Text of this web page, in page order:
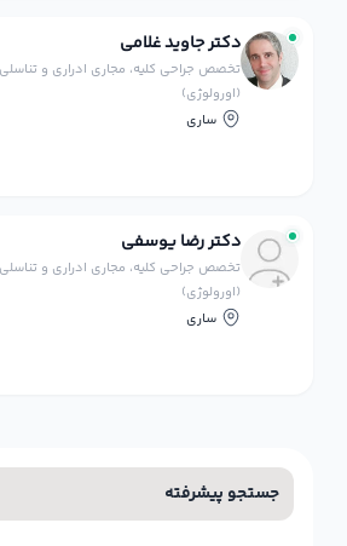
دکتر جاوید غلامی
تخصص جراحی کلیه، مجاری ادراری و تناسلی
(اورولوژی)
ساری
دکتر رضا یوسفی
تخصص جراحی کلیه، مجاری ادراری و تناسلی
(اورولوژی)
ساری
جستجو پیشرفته